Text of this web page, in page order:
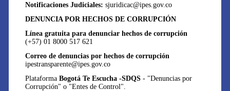
Notificaciones Judiciales: sjuridicac@ipes.gov.co
DENUNCIA POR HECHOS DE CORRUPCIÓN
Línea gratuita para denunciar hechos de corrupción
(+57) 01 8000 517 621
Correo de denuncias por hechos de corrupción
ipestransparente@ipes.gov.co
Plataforma Bogotá Te Escucha -SDQS - "Denuncias por
Corrupción" o "Entes de Control".